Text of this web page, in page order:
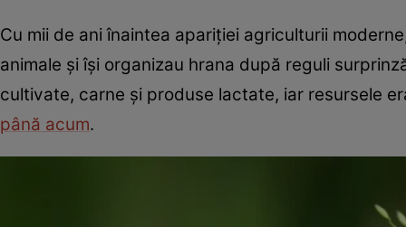
Cu mii de ani înaintea apariției agriculturii
animale și își organizau hrana după reguli
cultivate, carne și produse lactate, iar resursele
până acum.